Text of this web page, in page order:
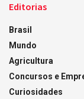
Editorias
Brasil
Mundo
Agricultura
Concursos e
Curiosidades